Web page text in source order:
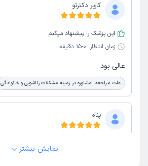
کاربر دکترتو
این پزشک را پیشنهاد میکنم
زمان انتظار: 0-15 دقیقه
عالی بود
علت مراجعه: مشاوره در زمینه مشکلات زناشویی و خانوادگی
پناه
نمایش بیشتر